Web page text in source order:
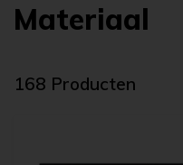
Materiaal
168 Producten